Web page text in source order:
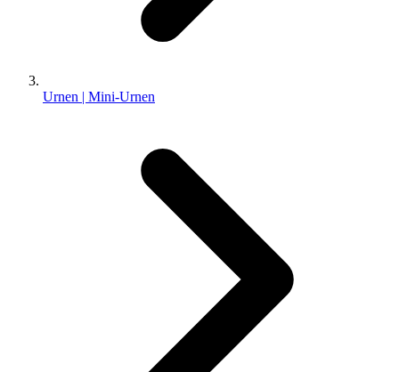
Urnen | Mini-Urnen